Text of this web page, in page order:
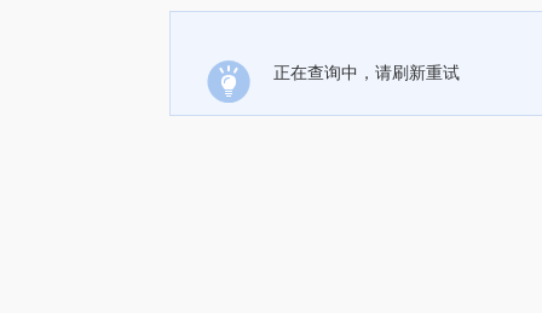
正在查询中，请刷新重试